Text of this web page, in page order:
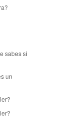
sabes si
un